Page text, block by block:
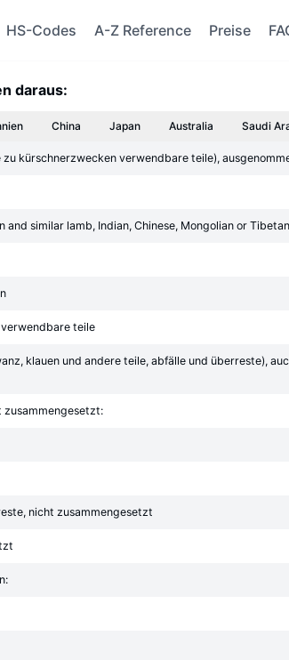
HS-Codes A-Z Reference Preise
daraus:
China Japan Australia Saudi
kürschnerzwecken verwendbare teile),
similar lamb, Indian, Chinese, Mongolian or
teile
klauen und andere teile, abfälle und überreste),
zusammengesetzt:
nicht zusammengesetzt